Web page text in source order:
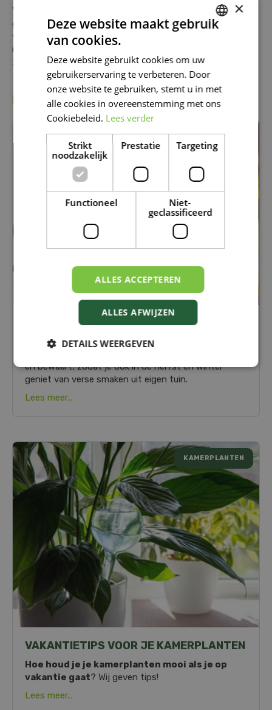
Voor het perfecte plaatje steek je de randen van het
gazon af met een schep of een speciale kantsteker. Wil je
voorgoed van dat klusje af zijn dan kun je een metalen of
rubberen rand rond het gazon plaatsen om het netjes op
zijn plek en letterlijk in vorm te houden.
KIJK OOK EENS NAAR DE VOLGENDE BERICHTEN:
KRUIDEN DROGEN EN BEWAREN: GENIET
en bewaart, zodat je ook in de herfst en winter
geniet van verse smaken uit eigen tuin.
Lees meer...
VAKANTIETIPS VOOR JE KAMERPLANTEN
KAMERPLANTEN
Hoe houd je je kamerplanten mooi als je op
vakantie gaat? Wij geven tips!
Lees meer...
×
Deze website maakt gebruik
van cookies.
Deze website gebruikt cookies om uw
gebruikerservaring te verbeteren. Door
onze website te gebruiken, stemt u in met
alle cookies in overeenstemming met ons
Cookiebeleid. Lees verder
Strikt
noodzakelijk
Prestatie Targeting
Functioneel
Niet-
geclassificeerd
ALLES ACCEPTEREN
ALLES AFWIJZEN
DETAILS WEERGEVEN